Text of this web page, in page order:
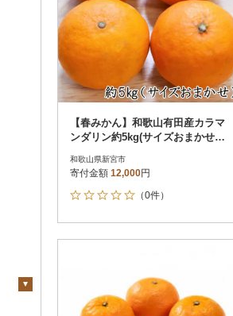
【春みかん】和歌山有田産カラマ
ンダリン約5kg(サイズおまかせ)
和歌山県新宮市
寄付金額 12,000円
（0件）